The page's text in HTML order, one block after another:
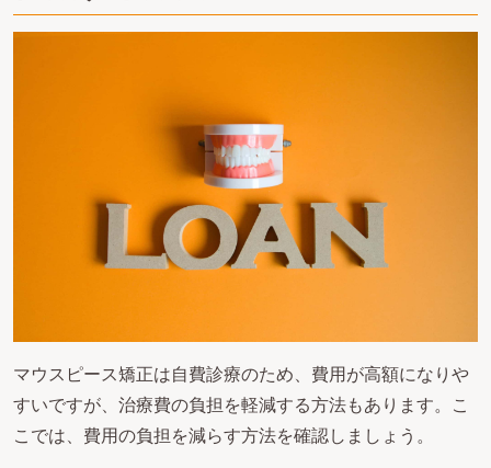
マウスピース矯正は自費診療のため、費用が高額になりや
すいですが、治療費の負担を軽減する方法もあります。こ
こでは、費用の負担を減らす方法を確認しましょう。